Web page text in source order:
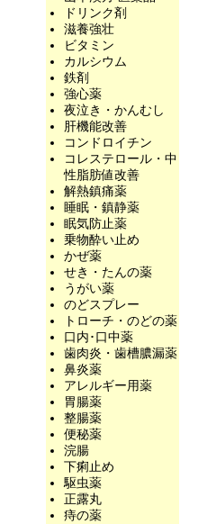
ドリンク剤
滋養強壮
ビタミン
カルシウム
鉄剤
強心薬
夜泣き・かんむし
肝機能改善
コンドロイチン
コレステロール・中
性脂肪値改善
解熱鎮痛薬
睡眠・鎮静薬
眠気防止薬
乗物酔い止め
かぜ薬
せき・たんの薬
うがい薬
のどスプレー
トローチ・のどの薬
口内･口中薬
歯肉炎・歯槽膿漏薬
鼻炎薬
アレルギー用薬
胃腸薬
整腸薬
便秘薬
浣腸
下痢止め
駆虫薬
正露丸
痔の薬